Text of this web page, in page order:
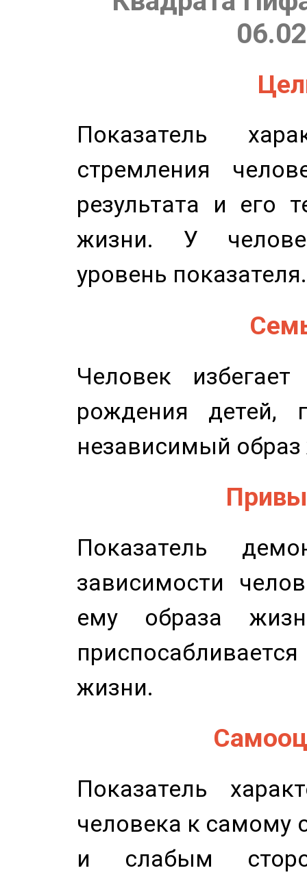
Показатель
стремления
результата и его
жизни. У
уровень показателя.
Человек
рождения детей,
независимый
Показатель
зависимости
ему образа
жизни.
Показатель
человека к самому
и слабым